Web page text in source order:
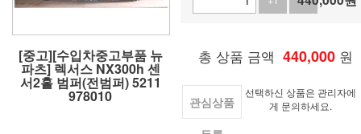
[중고][수입차중고부품 뉴
파츠] 렉서스 NX300h 센
서2홀 범퍼(전범퍼) 5211
978010
총 상품 금액 440,000 원
관심상품
선택하신 상품은 관리자에
게 문의하세요.